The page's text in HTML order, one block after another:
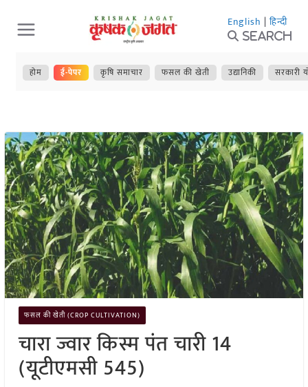
Skip
to
content
English | हिन्दी
Search
होम ई-पेपर कृषि समाचार फसल की खेती उद्यानिकी सरकारी
फसल की खेती (CROP CULTIVATION)
चारा ज्वार किस्म पंत चारी 14
(यूटीएमसी 545)